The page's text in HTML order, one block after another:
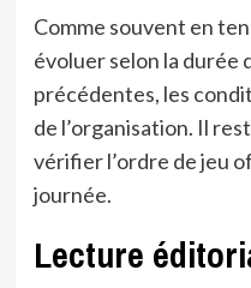
Comme souvent en
évoluer selon la durée
précédentes, les
de l’organisation. Il
vérifier l’ordre de jeu
journée.
Lecture